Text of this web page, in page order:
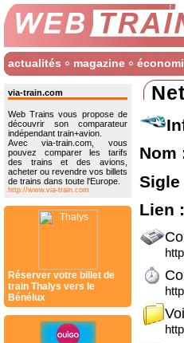
actualités magazine
via-train.com
Web Trains vous propose de
découvrir son comparateur
indépendant train+avion.
Avec via-train.com, vous
pouvez comparer les tarifs
des trains et des avions,
acheter ou revendre vos billets
de trains dans toute l'Europe.
http://www.via-train.com
Réserver votre billet de
train Thalys vers le
Bénélux
Nom
Sigle
Lien :